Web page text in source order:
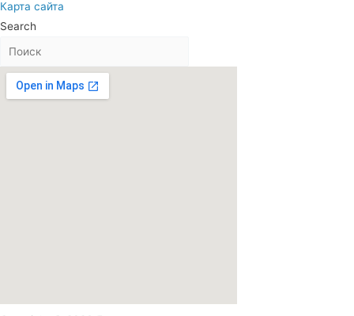
Карта сайта
Search